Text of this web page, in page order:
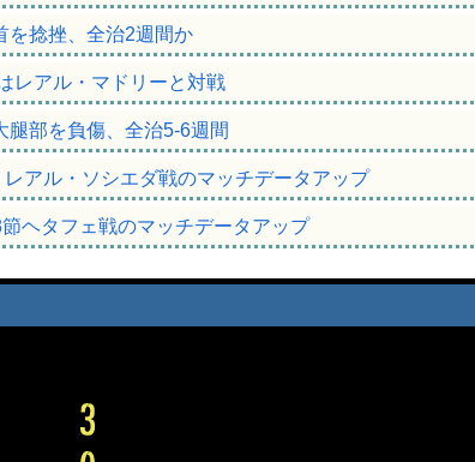
を捻挫、全治2週間か
レアル・マドリーと対戦
腿部を負傷、全治5-6週間
レアル・ソシエダ戦のマッチデータアップ
節ヘタフェ戦のマッチデータアップ